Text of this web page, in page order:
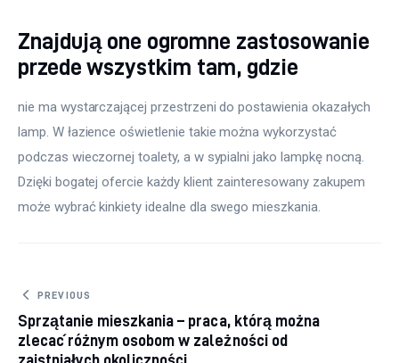
Znajdują one ogromne zastosowanie
przede wszystkim tam, gdzie
nie ma wystarczającej przestrzeni do postawienia okazałych
lamp. W łazience oświetlenie takie można wykorzystać
podczas wieczornej toalety, a w sypialni jako lampkę nocną.
Dzięki bogatej ofercie każdy klient zainteresowany zakupem
może wybrać kinkiety idealne dla swego mieszkania.
Nawigacja wpisu
PREVIOUS
Sprzątanie mieszkania – praca, którą można
zlecać różnym osobom w zależności od
zaistniałych okoliczności